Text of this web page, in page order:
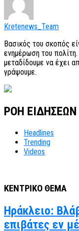
Kretenews_Team
Βασικός του σκοπός
ενημέρωση του
μεταδίδουμε να έχει
γράψουμε.
ΡΟΗ ΕΙΔΗΣΕΩΝ
Headlines
Trending
Videos
ΚΕΝΤΡΙΚΟ ΘΕΜΑ
Ηράκλειο:
επιβάτες εν